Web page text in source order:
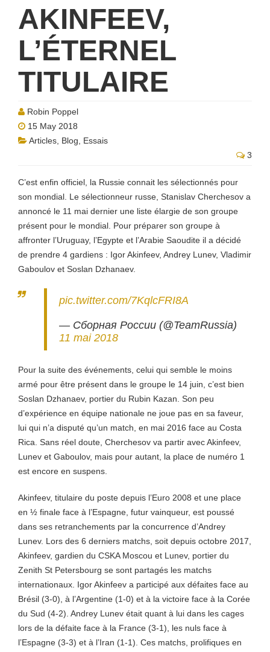
AKINFEEV,
L’ÉTERNEL
TITULAIRE
Robin Poppel
15 May 2018
Articles Blog
Essais
3
C’est enfin officiel, la Russie connait les sélectionnés pour
son mondial. Le sélectionneur russe, Stanislav Cherchesov a
annoncé le 11 mai dernier une liste élargie de son groupe
présent pour le mondial. Pour préparer son groupe à
affronter l’Uruguay, l’Egypte et l’Arabie Saoudite il a décidé
de prendre 4 gardiens : Igor Akinfeev, Andrey Lunev, Vladimir
Gaboulov et Soslan Dzhanaev.
pic.twitter.com/7KqlcFRI8A
— Сборная России (@TeamRussia)
11 mai 2018
Pour la suite des événements, celui qui semble le moins
armé pour être présent dans le groupe le 14 juin, c’est bien
Soslan Dzhanaev, portier du Rubin Kazan. Son peu
d’expérience en équipe nationale ne joue pas en sa faveur,
lui qui n’a disputé qu’un match, en mai 2016 face au Costa
Rica. Sans réel doute, Cherchesov va partir avec Akinfeev,
Lunev et Gaboulov, mais pour autant, la place de numéro 1
est encore en suspens.
Akinfeev, titulaire du poste depuis l’Euro 2008 et une place
en ½ finale face à l’Espagne, futur vainqueur, est poussé
dans ses retranchements par la concurrence d’Andrey
Lunev. Lors des 6 derniers matchs, soit depuis octobre 2017,
Akinfeev, gardien du CSKA Moscou et Lunev, portier du
Zenith St Petersbourg se sont partagés les matchs
internationaux. Igor Akinfeev a participé aux défaites face au
Brésil (3-0), à l’Argentine (1-0) et à la victoire face à la Corée
du Sud (4-2). Andrey Lunev était quant à lui dans les cages
lors de la défaite face à la France (3-1), les nuls face à
l’Espagne (3-3) et à l’Iran (1-1). Ces matchs, prolifiques en